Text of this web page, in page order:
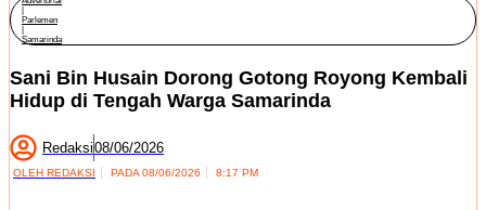
Parlemen
Samarinda
Sani Bin Husain Dorong Gotong Royong Kembali
Hidup di Tengah Warga Samarinda
Redaksi08/06/2026
OLEH REDAKSI PADA 08/06/2026 8:17 PM